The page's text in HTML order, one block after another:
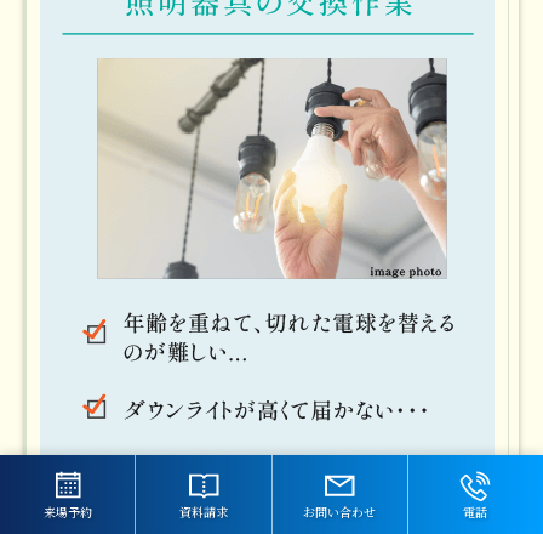
来場予約 資料請求 お問い合わせ 電話